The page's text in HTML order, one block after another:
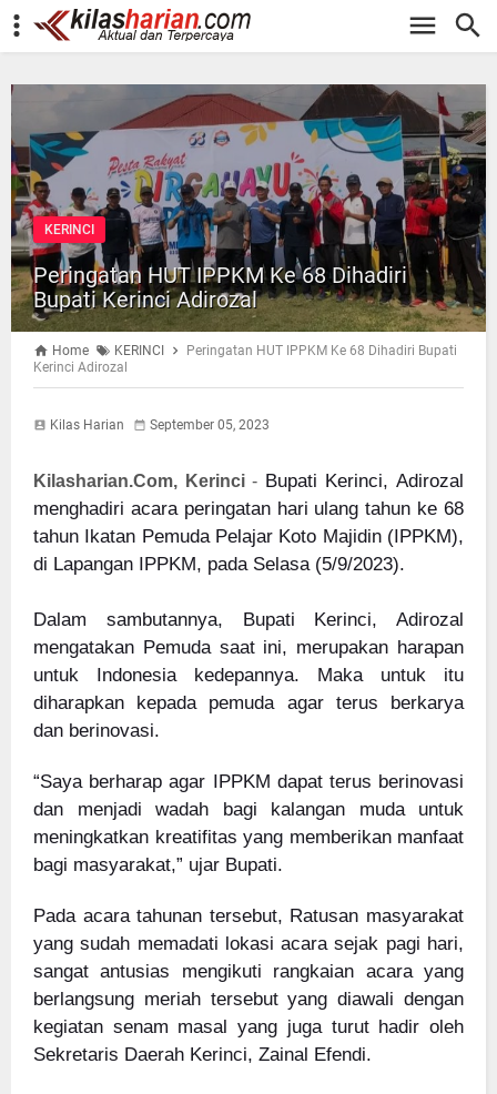
-->
KERINCI
Peringatan HUT IPPKM Ke 68 Dihadiri
Bupati Kerinci Adirozal
Home KERINCI
Peringatan HUT IPPKM Ke 68 Dihadiri Bupati
Kerinci Adirozal
Kilas Harian September 05, 2023
Kilasharian.Com, Kerinci- Bupati Kerinci, Adirozal
menghadiri acara peringatan hari ulang tahun ke 68
tahun Ikatan Pemuda Pelajar Koto Majidin (IPPKM),
di Lapangan IPPKM, pada Selasa (5/9/2023).
Dalam sambutannya, Bupati Kerinci, Adirozal
mengatakan Pemuda saat ini, merupakan harapan
untuk Indonesia kedepannya. Maka untuk itu
diharapkan kepada pemuda agar terus berkarya
dan berinovasi.
“Saya berharap agar IPPKM dapat terus berinovasi
dan menjadi wadah bagi kalangan muda untuk
meningkatkan kreatifitas yang memberikan manfaat
bagi masyarakat,” ujar Bupati.
Pada acara tahunan tersebut, Ratusan masyarakat
yang sudah memadati lokasi acara sejak pagi hari,
sangat antusias mengikuti rangkaian acara yang
berlangsung meriah tersebut yang diawali dengan
kegiatan senam masal yang juga turut hadir oleh
Sekretaris Daerah Kerinci, Zainal Efendi.